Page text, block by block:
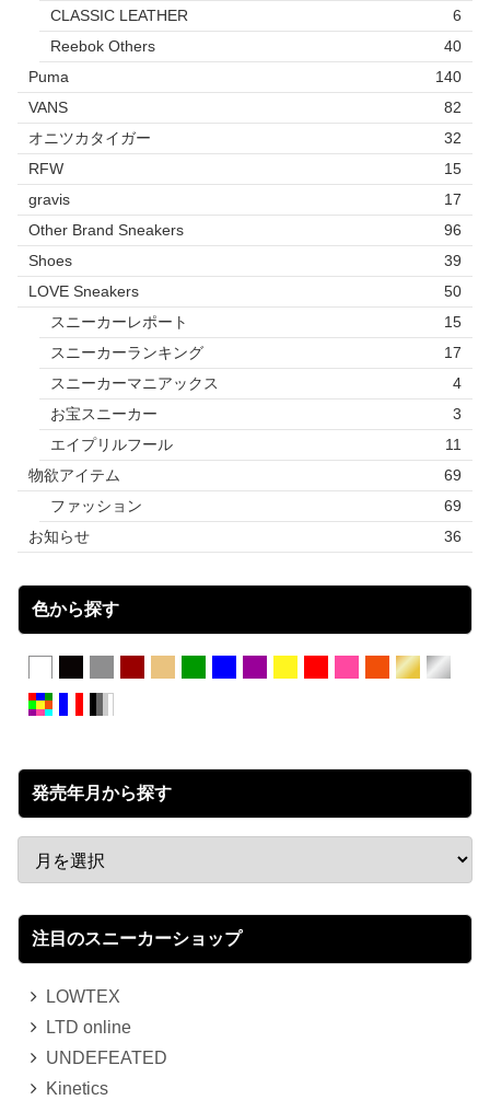
CLASSIC LEATHER
6
Reebok Others
40
Puma
140
VANS
82
オニツカタイガー
32
RFW
15
gravis
17
Other Brand Sneakers
96
Shoes
39
LOVE Sneakers
50
スニーカーレポート
15
スニーカーランキング
17
スニーカーマニアックス
4
お宝スニーカー
3
エイプリルフール
11
物欲アイテム
69
ファッション
69
お知らせ
36
色から探す
発売年月から探す
注目のスニーカーショップ
LOWTEX
LTD online
UNDEFEATED
Kinetics